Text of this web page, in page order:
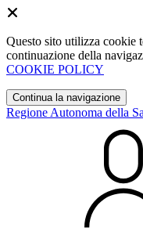
Questo sito utilizza cookie
continuazione della
COOKIE POLICY
Continua la navigazione
Regione Autonoma della